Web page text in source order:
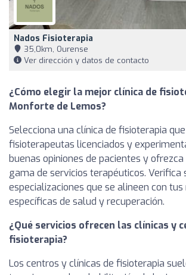
Nados Fisioterapia
35,0km, Ourense
Ver dirección y datos de contacto
¿Cómo elegir la mejor clínica de
Monforte de Lemos?
Selecciona una clínica de fisioterapia
fisioterapeutas licenciados y
buenas opiniones de pacientes y
gama de servicios terapéuticos. Verifica
especializaciones que se alineen con tus
específicas de salud y recuperación.
¿Qué servicios ofrecen las clínicas y
fisioterapia?
Los centros y clínicas de fisioterapia